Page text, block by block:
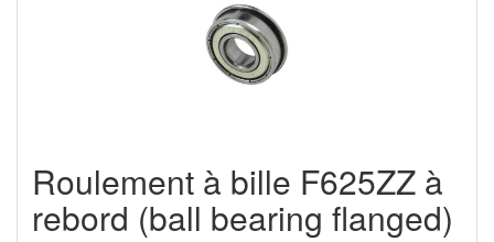
Roulement à bille F625ZZ à
rebord (ball bearing flanged)